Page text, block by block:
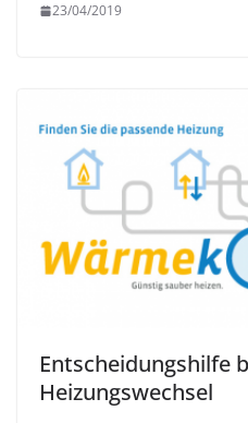
23/04/2019
Entscheidungshilfe
Heizungswechsel